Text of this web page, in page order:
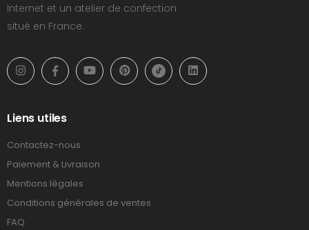
Internet et un atelier de confection
situé en France.
Liens utiles
Contactez-nous
Paiement & Livraison
Mentions légales
Conditions générales de ventes
FAQ